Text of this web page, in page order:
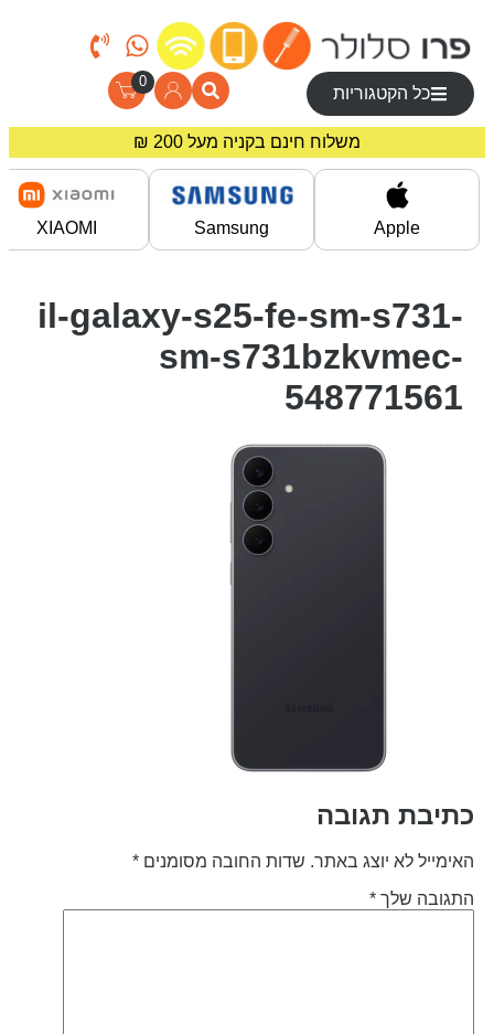
כל הקטגוריות
0
משלוח חינם בקניה מעל 200 ₪
מחירים מיוחדים לרוכשים באתר!
Apple
Samsung
XIAOMI
il-galaxy-s25-fe-sm-s731-
sm-s731bzkvmec-
548771561
תגובה
לא יוצג באתר. שדות החובה מסומנים*
שלך*